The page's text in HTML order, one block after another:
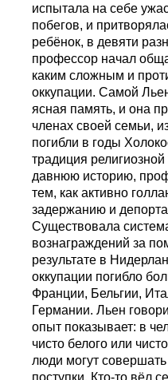
испытала на себе
побегов, и
ребёнок, в девяти
профессор начал
каким сложным и
оккупации. Самой
ясная память, и она
членах своей семьи,
погибли в годы
традиция
давнюю историю,
тем, как активно
задержанию и
Существовала
вознаграждений за
результате в
оккупации погибло
Франции, Бельгии,
Германии. Льен
опыт показывает: в
чисто белого или
люди могут